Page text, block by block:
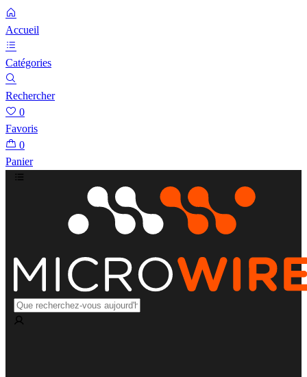
Accueil
Catégories
Rechercher
0
Favoris
0
Panier